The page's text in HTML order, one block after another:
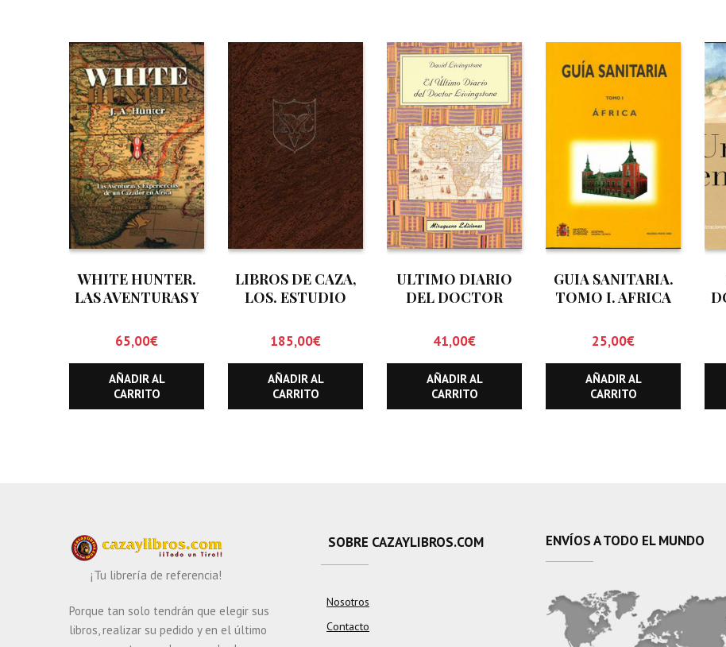
WHITE HUNTER.
LAS AVENTURAS Y
UN CAZADOR EN
AFRICA.
65,00€
AÑADIR AL
CARRITO
LIBROS DE CAZA,
LOS. ESTUDIO
CINEGETICO
(HASTA
DICIEMBRE DE
1.999)
185,00€
AÑADIR AL
CARRITO
ULTIMO DIARIO
DEL DOCTOR
41,00€
AÑADIR AL
CARRITO
GUIA SANITARIA.
TOMO I. AFRICA
25,00€
AÑADIR AL
CARRITO
¡Tu librería de referencia!
Porque tan solo tendrán que elegir sus
libros, realizar su pedido y en el último
SOBRE CAZAYLIBROS.COM
Nosotros
Contacto
ENVÍOS A TODO EL MUNDO